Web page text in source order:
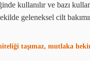
kullanılır ve bazı
geleneksel cilt
taşımaz, mutlaka